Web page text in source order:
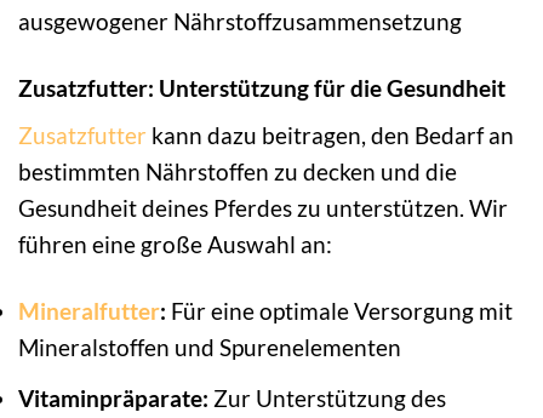
ausgewogener Nährstoffzusammensetzung
Zusatzfutter: Unterstützung für die Gesundheit
Zusatzfutter kann dazu beitragen, den Bedarf an
bestimmten Nährstoffen zu decken und die
Gesundheit deines Pferdes zu unterstützen. Wir
führen eine große Auswahl an:
Mineralfutter: Für eine optimale Versorgung mit
Mineralstoffen und Spurenelementen
Vitaminpräparate: Zur Unterstützung des